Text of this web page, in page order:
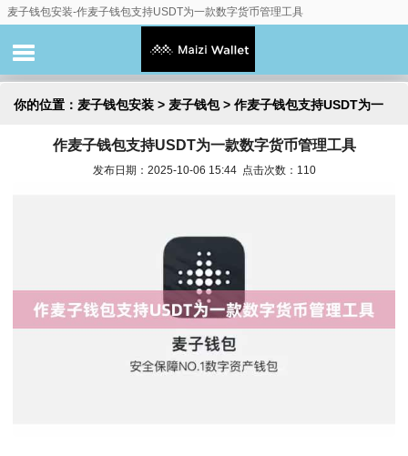
麦子钱包安装-作麦子钱包支持USDT为一款数字货币管理工具
你的位置： 麦子钱包安装 > 麦子钱包> 作麦子钱包支持USDT为一
款数字货币管理工具
作麦子钱包支持USDT为一款数字货币管理工具
发布日期：2025-10-06 15:44 点击次数：110